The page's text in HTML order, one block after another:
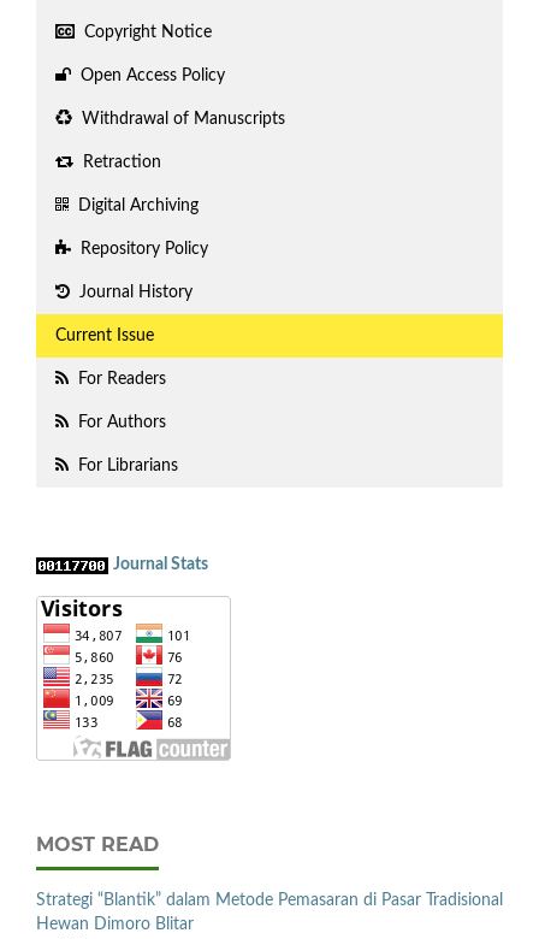
Copyright Notice
Open Access Policy
Withdrawal of Manuscripts
Retraction
Digital Archiving
Repository Policy
Journal History
Current Issue
For Readers
For Authors
For Librarians
Journal Stats
MOST READ
Strategi “Blantik” dalam Metode Pemasaran di Pasar Tradisional
Hewan Dimoro Blitar